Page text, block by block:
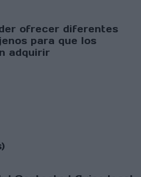
ofrecer diferentes
para que los
adquirir